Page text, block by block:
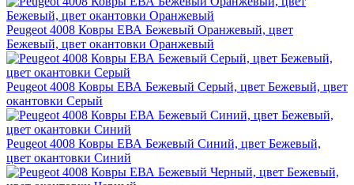
Peugeot 4008 Ковры ЕВА Бежевый Оранжевый, цвет
Бежевый, цвет окантовки Оранжевый
Peugeot 4008 Ковры ЕВА Бежевый Серый, цвет Бежевый, цвет
окантовки Серый
Peugeot 4008 Ковры ЕВА Бежевый Синий, цвет Бежевый,
цвет окантовки Синий